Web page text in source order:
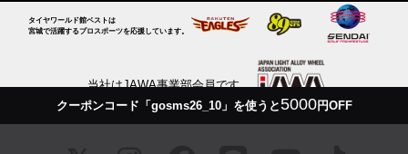
クーポンコード「gosms26_10」を使うと5000円OFF
タイヤワールド館ベストは
宮城で活躍するプロスポーツを応援しています。
当社はJAWA事業部会員です